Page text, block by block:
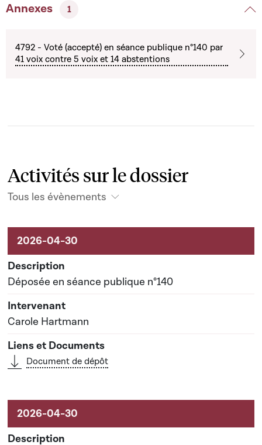
Annexes 1
4792 - Voté (accepté) en séance publique n°140 par
41 voix contre 5 voix et 14 abstentions
Activités sur le dossier
Tous les évènements
Activités sur le dossier
Déposée en séance publique n°140
Carole Hartmann
Document de dépôt